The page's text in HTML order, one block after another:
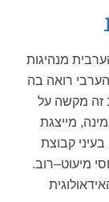
מנהיגות
הערבי רואה בה
זה מקשה על
מייצגת
קבוצת
מיעוט–רוב.